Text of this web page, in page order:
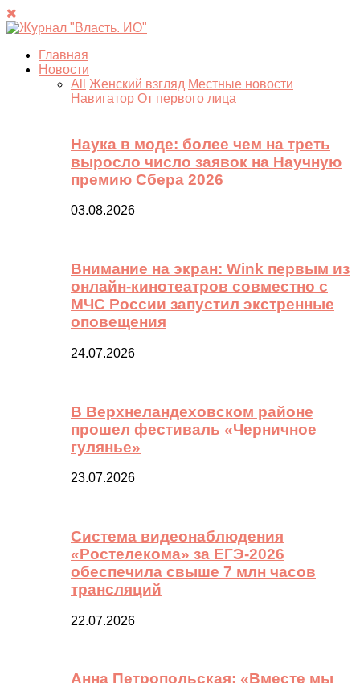
Главная
Новости
All
Женский взгляд Местные новости
Навигатор От первого лица
Наука в моде: более чем на треть
выросло число заявок на Научную
премию Сбера 2026
03.08.2026
Внимание на экран: Wink первым из
онлайн-кинотеатров совместно с
МЧС России запустил экстренные
оповещения
24.07.2026
В Верхнеландеховском районе
прошел фестиваль «Черничное
гулянье»
23.07.2026
Система видеонаблюдения
«Ростелекома» за ЕГЭ-2026
обеспечила свыше 7 млн часов
трансляций
22.07.2026
Анна Петропольская: «Вместе мы